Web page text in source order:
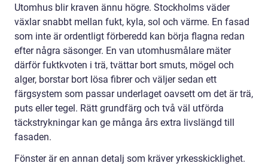
Utomhus blir kraven ännu högre. Stockholms väder
växlar snabbt mellan fukt, kyla, sol och värme. En fasad
som inte är ordentligt förberedd kan börja flagna redan
efter några säsonger. En van utomhusmålare mäter
därför fuktkvoten i trä, tvättar bort smuts, mögel och
alger, borstar bort lösa fibrer och väljer sedan ett
färgsystem som passar underlaget oavsett om det är trä,
puts eller tegel. Rätt grundfärg och två väl utförda
täckstrykningar kan ge många års extra livslängd till
fasaden.
Fönster är en annan detalj som kräver yrkesskicklighet.